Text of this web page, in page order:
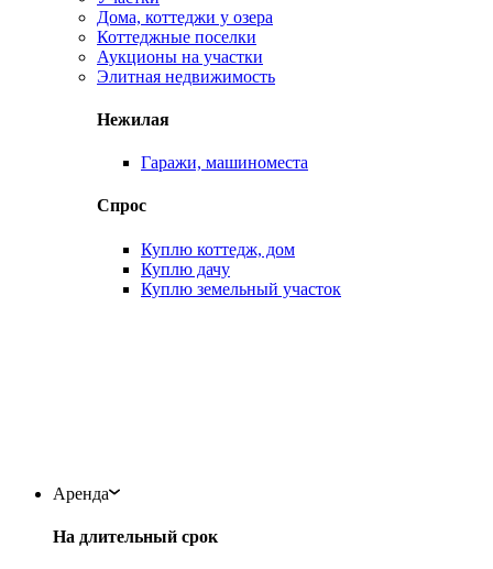
Дома, коттеджи у озера
Коттеджные поселки
Аукционы на участки
Элитная недвижимость
Нежилая
Гаражи, машиноместа
Спрос
Куплю коттедж, дом
Куплю дачу
Куплю земельный участок
Аренда
На длительный срок